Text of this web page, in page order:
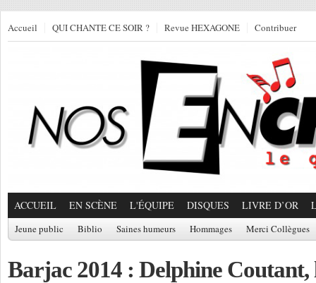
Accueil QUI CHANTE CE SOIR ? Revue HEXAGONE Contribuer
ACCUEIL EN SCÈNE L'ÉQUIPE DISQUES LIVRE D’OR
Jeune public Biblio Saines humeurs Hommages Merci Collègues
Barjac 2014 : Delphine Coutant,